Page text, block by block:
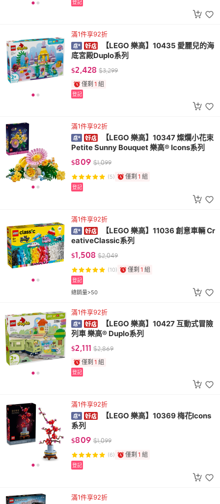
登記
滿1件享92折
【LEGO 樂高】10435 愛麗兒的海
底宮殿Duplo系列
$2,428 $3,299
僅剩 1 組
登記
滿1件享92折
【LEGO 樂高】10347 燦爛小花束
Petite Sunny Bouquet 樂高® Icons系列
$809 $1,099
(5) 僅剩 1 組
登記
滿1件享92折
【LEGO 樂高】11036 創意車輛 Cr
eativeClassic系列
$1,508 $2,049
(10) 僅剩 1 組
總銷量>50
登記
滿1件享92折
【LEGO 樂高】10427 互動式冒險
列車 樂高® Duplo系列
$2,111 $2,869
僅剩 1 組
登記
滿1件享92折
【LEGO 樂高】10369 梅花Icons
系列
$809 $1,099
(6) 僅剩 1 組
登記
滿1件享92折